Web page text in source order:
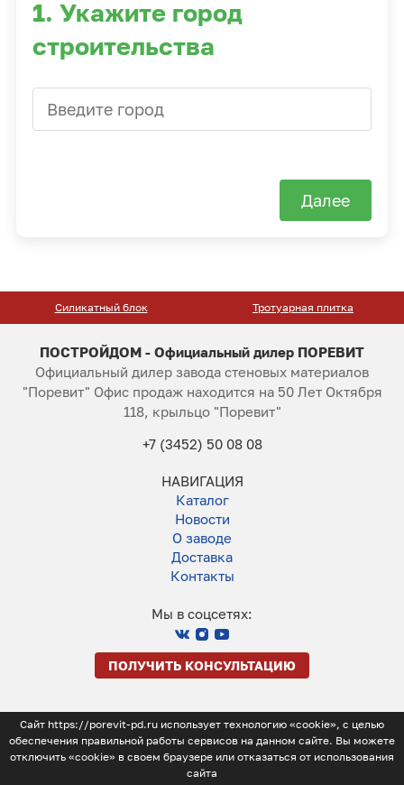
1. Укажите город
строительства
Далее
Силикатный блок Тротуарная плитка
ПОСТРОЙДОМ - Официальный дилер ПОРЕВИТ
Официальный дилер завода стеновых материалов
"Поревит" Офис продаж находится на 50 Лет Октября
118, крыльцо "Поревит"
+7 (3452) 50 08 08
НАВИГАЦИЯ
Каталог
Новости
О заводе
Доставка
Контакты
Мы в соцсетях:
ПОЛУЧИТЬ КОНСУЛЬТАЦИЮ
Сайт https://porevit-pd.ru использует технологию «cookie», с целью
обеспечения правильной работы сервисов на данном сайте. Вы можете
отключить «cookie» в своем браузере или отказаться от использования
сайта